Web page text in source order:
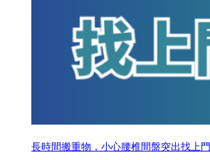
長時間搬重物，小心腰椎間盤突出找上門